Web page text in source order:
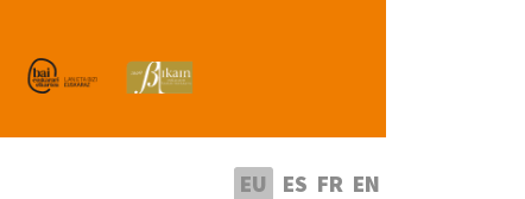
EU ES FR EN